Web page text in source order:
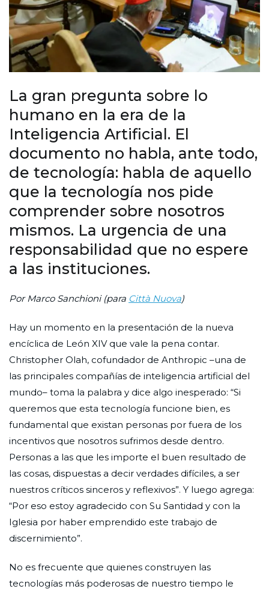
La gran pregunta sobre lo
humano en la era de la
Inteligencia Artificial. El
documento no habla, ante todo,
de tecnología: habla de aquello
que la tecnología nos pide
comprender sobre nosotros
mismos. La urgencia de una
responsabilidad que no espere
a las instituciones.
Por Marco Sanchioni (para Città Nuova)
Hay un momento en la presentación de la nueva
encíclica de León XIV que vale la pena contar.
Christopher Olah, cofundador de Anthropic –una de
las principales compañías de inteligencia artificial del
mundo– toma la palabra y dice algo inesperado: “Si
queremos que esta tecnología funcione bien, es
fundamental que existan personas por fuera de los
incentivos que nosotros sufrimos desde dentro.
Personas a las que les importe el buen resultado de
las cosas, dispuestas a decir verdades difíciles, a ser
nuestros críticos sinceros y reflexivos”. Y luego agrega:
“Por eso estoy agradecido con Su Santidad y con la
Iglesia por haber emprendido este trabajo de
discernimiento”.
No es frecuente que quienes construyen las
tecnologías más poderosas de nuestro tiempo le